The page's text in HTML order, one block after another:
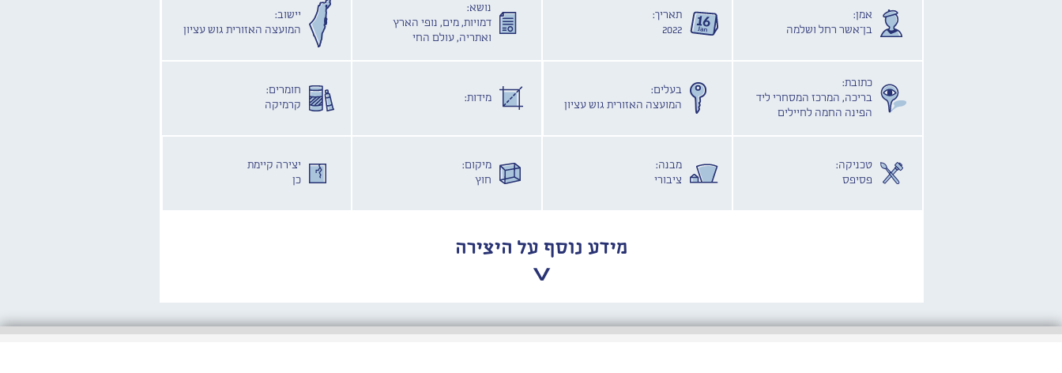
אמן:
בן־אשר רחל ושלמה
תאריך:
2022
נושא:
דמויות, מים, נופי הארץ
ואתריה, עולם החי
יישוב:
המועצה האזורית גוש עציון
כתובת:
בריכה, המרכז המסחרי ליד
הפינה החמה לחיילים
בעלים:
המועצה האזורית גוש עציון
מידות:
חומרים:
קרמיקה
טכניקה:
פסיפס
מבנה:
ציבורי
מיקום:
חוץ
יצירה קיימת
כן
מידע נוסף על היצירה